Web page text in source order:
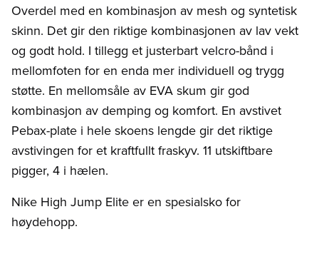
Overdel med en kombinasjon av mesh og syntetisk
skinn. Det gir den riktige kombinasjonen av lav vekt
og godt hold. I tillegg et justerbart velcro-bånd i
mellomfoten for en enda mer individuell og trygg
støtte. En mellomsåle av EVA skum gir god
kombinasjon av demping og komfort. En avstivet
Pebax-plate i hele skoens lengde gir det riktige
avstivingen for et kraftfullt fraskyv. 11 utskiftbare
pigger, 4 i hælen.
Nike High Jump Elite er en spesialsko for
høydehopp.